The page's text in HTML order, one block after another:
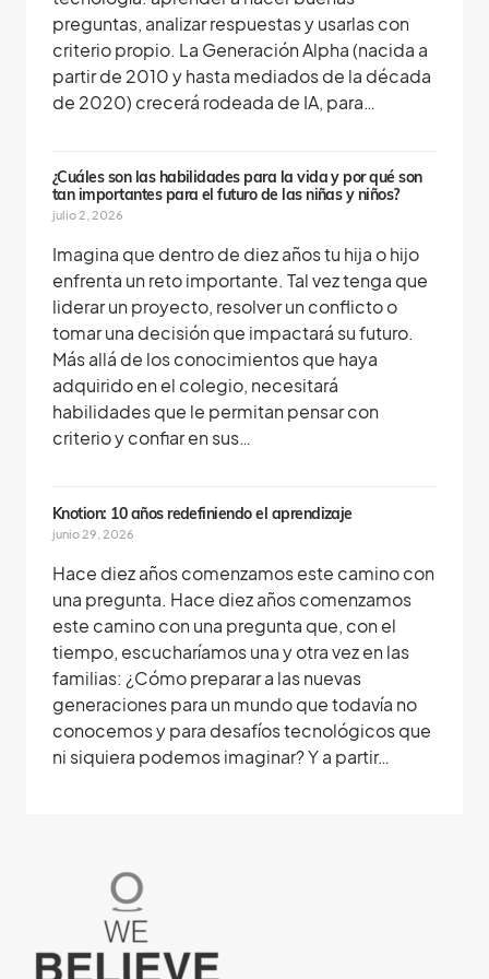
preguntas, analizar respuestas y usarlas con
criterio propio. La Generación Alpha (nacida a
partir de 2010 y hasta mediados de la década
de 2020) crecerá rodeada de IA, para…
¿Cuáles son las habilidades para la vida y por qué son
tan importantes para el futuro de las niñas y niños?
julio 2, 2026
Imagina que dentro de diez años tu hija o hijo
enfrenta un reto importante. Tal vez tenga que
liderar un proyecto, resolver un conflicto o
tomar una decisión que impactará su futuro.
Más allá de los conocimientos que haya
adquirido en el colegio, necesitará
habilidades que le permitan pensar con
criterio y confiar en sus…
Knotion: 10 años redefiniendo el aprendizaje
junio 29, 2026
Hace diez años comenzamos este camino con
una pregunta. Hace diez años comenzamos
este camino con una pregunta que, con el
tiempo, escucharíamos una y otra vez en las
familias: ¿Cómo preparar a las nuevas
generaciones para un mundo que todavía no
conocemos y para desafíos tecnológicos que
ni siquiera podemos imaginar? Y a partir…